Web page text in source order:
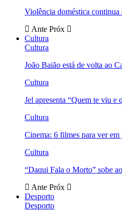
Violência doméstica continua
Ante Próx
Cultura
Cultura
João Baião está de volta ao
Cultura
Jel apresenta “Quem te viu
Cultura
Cinema: 6 filmes para ver
Cultura
“Daqui Fala o Morto” sobe
Ante Próx
Desporto
Desporto